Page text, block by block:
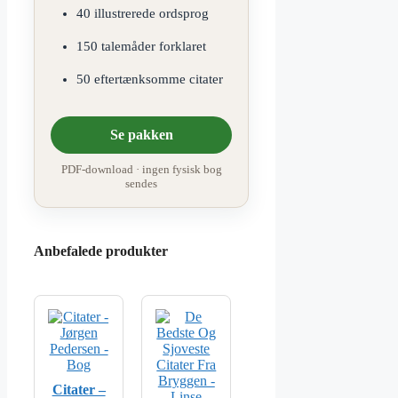
40 illustrerede ordsprog
150 talemåder forklaret
50 eftertænksomme citater
Se pakken
PDF-download · ingen fysisk bog
sendes
Anbefalede produkter
Citater –